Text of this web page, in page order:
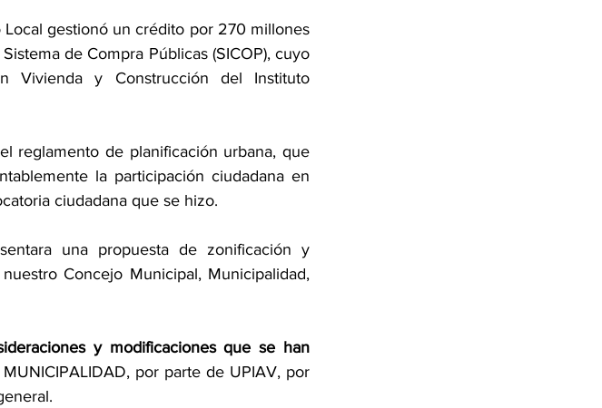
gestionó un crédito por 270 millones
de Compra Públicas (SICOP), cuyo
Vivienda y Construcción del Instituto
reglamento de planificación urbana, que
la participación ciudadana en
ciudadana que se hizo.
una propuesta de zonificación y
Concejo Municipal, Municipalidad,
y modificaciones que se han
por parte de UPIAV, por